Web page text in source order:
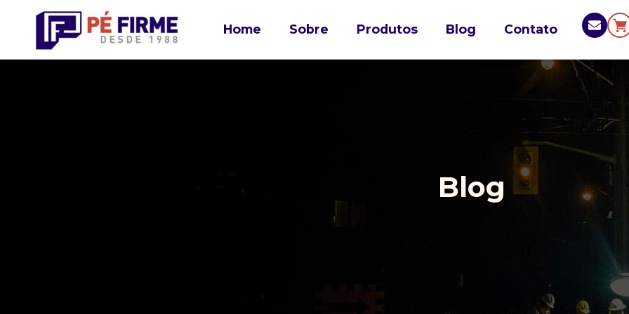
Home Sobre Produtos Blog Contato
Blog